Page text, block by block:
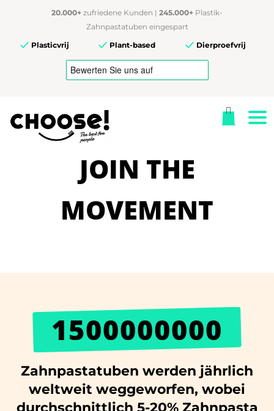
20.000+ zufriedene Kunden | 245.000+ Plastik-
Zahnpastatuben eingespart
Plasticvrij
Plant-based Dierproefvrij
JOIN THE
MOVEMENT
1500000000
Zahnpastatuben werden jährlich
weltweit weggeworfen, wobei
durchschnittlich 5-20% Zahnpasta